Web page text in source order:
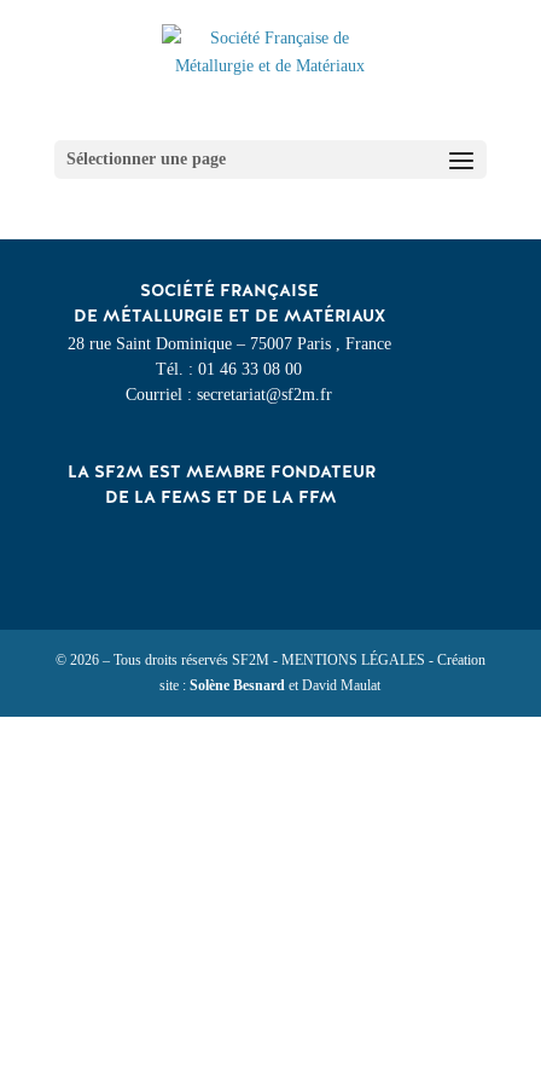
Sélectionner une page
SOCIÉTÉ FRANÇAISE
DE MÉTALLURGIE ET DE MATÉRIAUX
28 rue Saint Dominique – 75007 Paris , France
Tél. : 01 46 33 08 00
Courriel : secretariat@sf2m.fr
LA SF2M EST MEMBRE FONDATEUR
DE LA FEMS ET DE LA FFM
© 2026 – Tous droits réservés SF2M - MENTIONS LÉGALES - Création
site :Solène Besnard et David Maulat